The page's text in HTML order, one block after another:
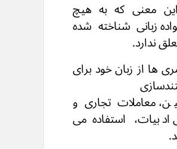
معنی که به هیچ
زبانی شناخته شده
ندارد.
ها از زبان خود برای
معاملات تجاری و
استفاده می